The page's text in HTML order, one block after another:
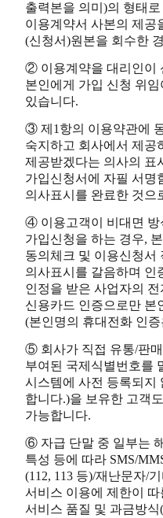
출력본을 의미)의 형태
이용계약서 사본의 제공
(신청서)원본을 회수한
② 이용계약을 대리인이
본인에게 가입 신청 위
있습니다.
③ 제1항의 이용약관에
숙지하고 회사에서 제공
제공받겠다는 의사의 표
가입신청서에 자필 서명
의사표시를 완료한 것으
④ 이용고객이 비대면 방
가입신청을 하는 경우,
동의체크 및 이용신청서
의사표시를 갈음하며 인
인정을 받은 사업자의
신용카드 인증으로만 본
(본인명의 휴대전화 인
⑤ 회사가 직접 유통/판
부여된 국제식별번호를
시스템에 사전 등록되지
합니다.)을 보유한 고객
가능합니다.
⑥ 자급 단말 중 일부는
특성 등에 따라 SMS/
(112, 113 등)/재난문자/
서비스 이용에 제한이
서비스 품질 및 과금방